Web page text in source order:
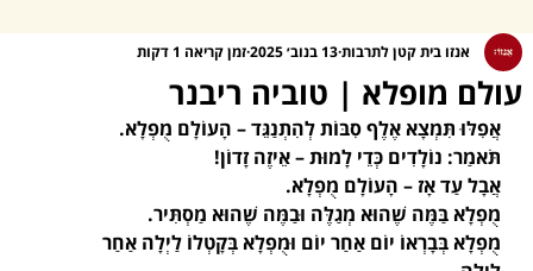
עולם מופלא | טוביה ריבנר
אנזו בית קטן לתרבות13 בנוב׳ 2025 זמן קריאה 1 דקות
אֲפִלּוּ תִּמְצָא אֶלֶף סִבּוֹת לְהִתְנַגֵּד – הָעוֹלָם מֻפְלָא.
תֹּאמַר: נוֹלָדִים כְּדֵי לָמוּת – אֵיזֶה זָדוֹן!
אֲבָל עַד אָז – הָעוֹלָם מֻפְלָא.
מֻפְלָא בַּמֶּה שֶׁהוּא מְגַלֶּה וּבַמֶּה שֶׁהוּא מַסְתִּיר.
מֻפְלָא בְּבָרְאוֹ יוֹם אַחַר יוֹם וּמֻפְלָא בְּקָטְלוֹ לַיְלָה אַחַר